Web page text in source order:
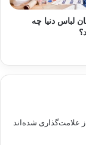
لباس دنیا چه
علامت‌گذاری شده‌اند